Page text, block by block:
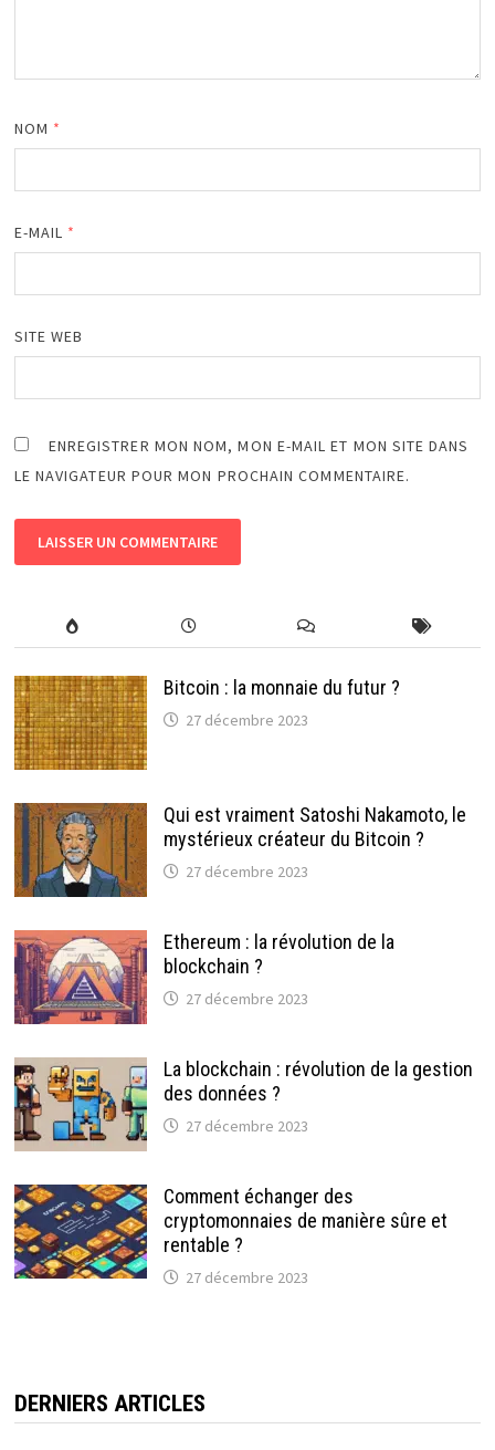
NOM *
E-MAIL *
SITE WEB
ENREGISTRER MON NOM, MON E-MAIL ET MON SITE DANS
LE NAVIGATEUR POUR MON PROCHAIN COMMENTAIRE.
Bitcoin : la monnaie du futur ?
27 décembre 2023
Qui est vraiment Satoshi Nakamoto, le
mystérieux créateur du Bitcoin ?
27 décembre 2023
Ethereum : la révolution de la
blockchain ?
27 décembre 2023
La blockchain : révolution de la gestion
des données ?
27 décembre 2023
Comment échanger des
cryptomonnaies de manière sûre et
rentable ?
27 décembre 2023
DERNIERS ARTICLES